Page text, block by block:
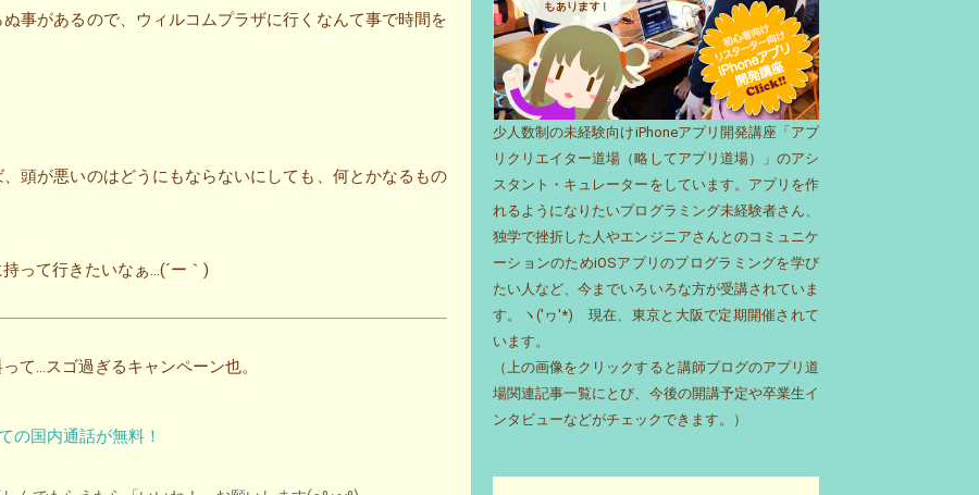
事があるので、ウィルコムプラザに行くなんて事で時間を
頭が悪いのはどうにもならないにしても、何とかなるもの
って行きたいなぁ…(´ー｀)
て…スゴ過ぎるキャンペーン也。
少人数制の未経験向けiPhoneアプリ開発講座「アプ
リクリエイター道場（略してアプリ道場）」のアシ
スタント・キュレーターをしています。アプリを作
れるようになりたいプログラミング未経験者さん、
独学で挫折した人やエンジニアさんとのコミュニケ
ーションのためiOSアプリのプログラミングを学び
たい人など、今までいろいろな方が受講されていま
す。ヽ('ヮ'*)ゝ現在、東京と大阪で定期開催されて
います。
（上の画像をクリックすると講師ブログのアプリ道
場関連記事一覧にとび、今後の開講予定や卒業生イ
ンタビューなどがチェックできます。）